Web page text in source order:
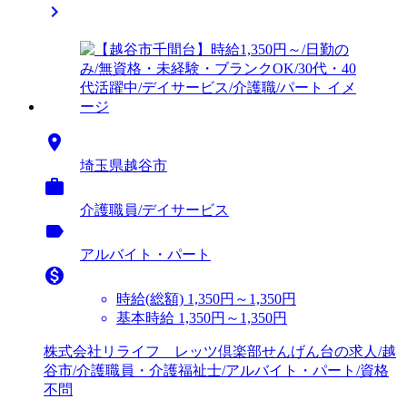


埼玉県越谷市

介護職員/デイサービス
label
アルバイト・パート

時給(総額) 1,350円～1,350円
基本時給 1,350円～1,350円
株式会社リライフ レッツ倶楽部せんげん台の求人/越
谷市/介護職員・介護福祉士/アルバイト・パート/資格
不問